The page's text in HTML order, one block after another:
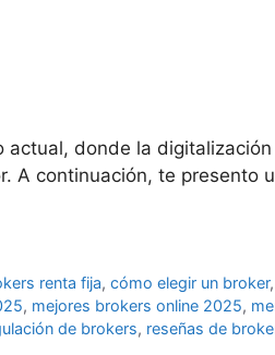
donde la
A continuación, te presento
renta fija,cómo elegir un broker
, mejores brokers online 2025,
de brokers, reseñas de